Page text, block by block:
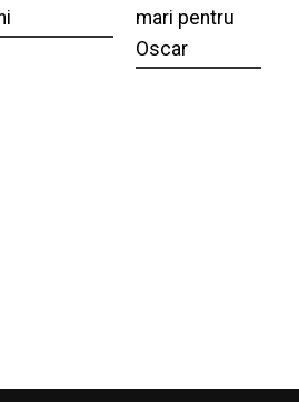
mari pentru
Oscar